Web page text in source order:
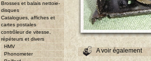
Brosses et balais nettoie-
disques
Catalogues, affiches et
cartes postales
contrôleur de vitesse,
répéteurs et divers
HMV
Phonometer
A voir également